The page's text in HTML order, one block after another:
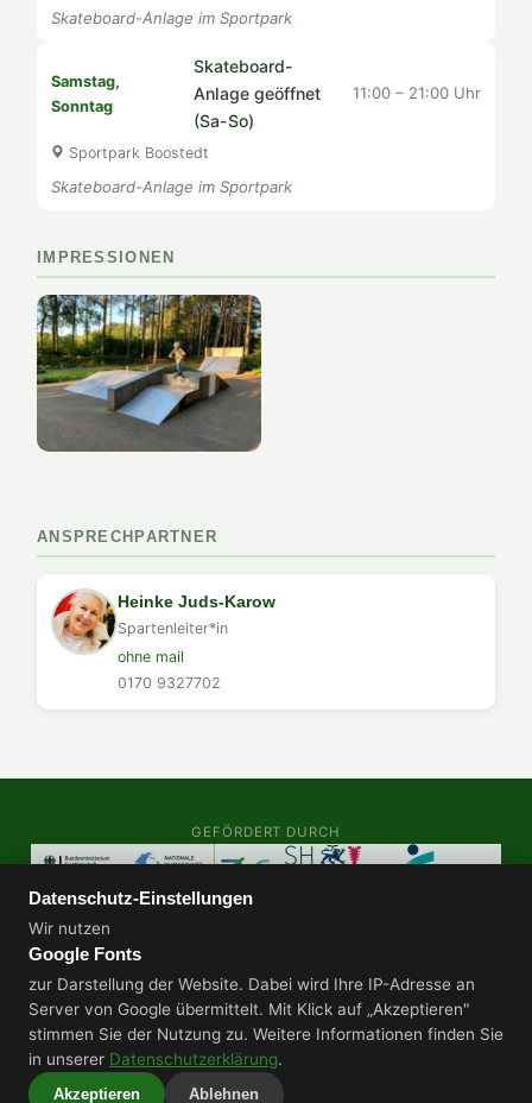
Skateboard-Anlage im Sportpark
Samstag,
Sonntag
Skateboard-
Anlage geöffnet
(Sa-So)
11:00 – 21:00 Uhr
Sportpark Boostedt
Skateboard-Anlage im Sportpark
IMPRESSIONEN
ANSPRECHPARTNER
Heinke Juds-Karow
Spartenleiter*in
ohne mail
0170 9327702
GEFÖRDERT DURCH
AUDITS & ZERTIFIZIERUNGEN
Datenschutz
© 2026 - SV Boostedt v. 1922 e.V.
Datenschutz-Einstellungen
Wir nutzen
Google Fonts
zur Darstellung der Website. Dabei wird Ihre IP-Adresse an
Server von Google übermittelt. Mit Klick auf „Akzeptieren"
stimmen Sie der Nutzung zu. Weitere Informationen finden Sie
in unserer Datenschutzerklärung.
Akzeptieren Ablehnen